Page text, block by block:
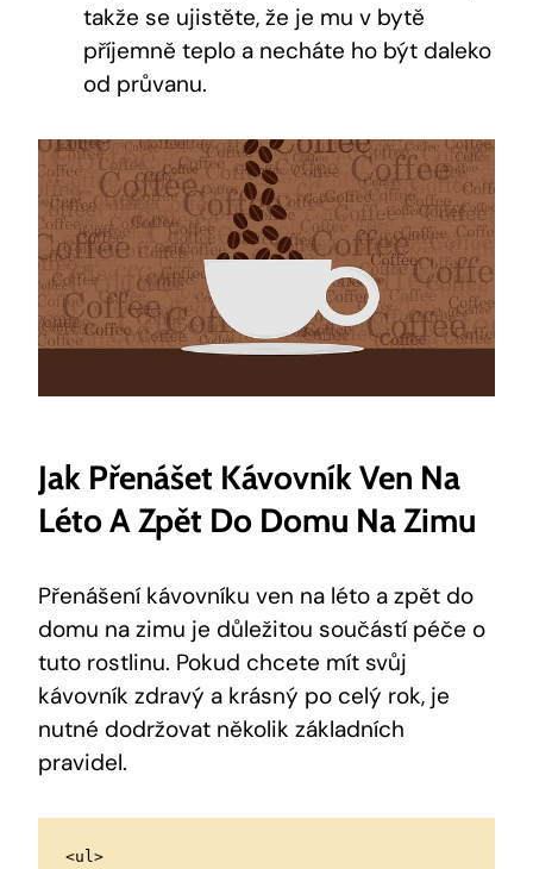
takže se ujistěte, že je mu v bytě
příjemně teplo a necháte ho být daleko
od průvanu.
Jak Přenášet Kávovník Ven Na
Léto A Zpět Do Domu Na Zimu
Přenášení kávovníku ven na léto a zpět do
domu na zimu je důležitou součástí péče o
tuto rostlinu. Pokud chcete mít svůj
kávovník zdravý a krásný po celý rok, je
nutné dodržovat několik základních
pravidel.
<ul>